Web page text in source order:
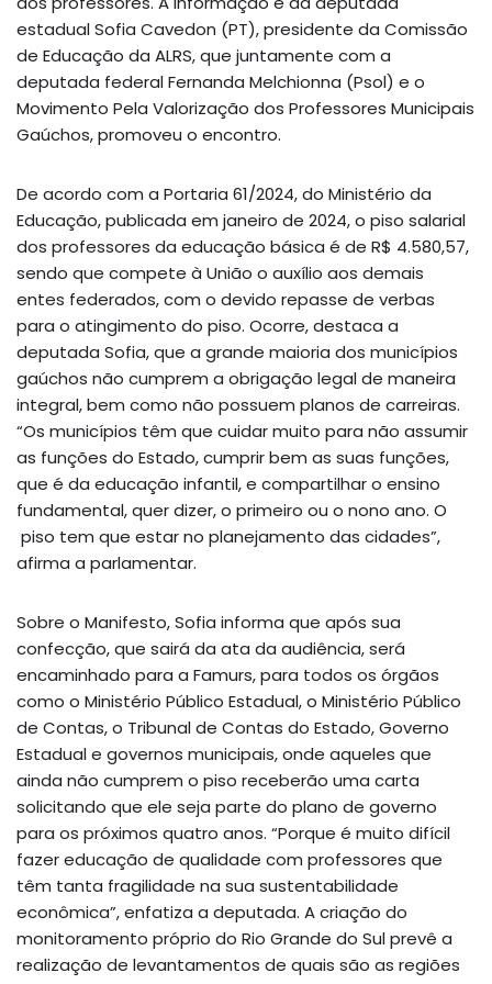
estadual Sofia Cavedon (PT), presidente da Comissão
de Educação da ALRS, que juntamente com a
deputada federal Fernanda Melchionna (Psol) e o
Movimento Pela Valorização dos Professores Municipais
Gaúchos, promoveu o encontro.
De acordo com a Portaria 61/2024, do Ministério da
Educação, publicada em janeiro de 2024, o piso salarial
dos professores da educação básica é de R$ 4.580,57,
sendo que compete à União o auxílio aos demais
entes federados, com o devido repasse de verbas
para o atingimento do piso. Ocorre, destaca a
deputada Sofia, que a grande maioria dos municípios
gaúchos não cumprem a obrigação legal de maneira
integral, bem como não possuem planos de carreiras.
“Os municípios têm que cuidar muito para não assumir
as funções do Estado, cumprir bem as suas funções,
que é da educação infantil, e compartilhar o ensino
fundamental, quer dizer, o primeiro ou o nono ano. O
piso tem que estar no planejamento das cidades”,
afirma a parlamentar.
Sobre o Manifesto, Sofia informa que após sua
confecção, que sairá da ata da audiência, será
encaminhado para a Famurs, para todos os órgãos
como o Ministério Público Estadual, o Ministério Público
de Contas, o Tribunal de Contas do Estado, Governo
Estadual e governos municipais, onde aqueles que
ainda não cumprem o piso receberão uma carta
solicitando que ele seja parte do plano de governo
para os próximos quatro anos. “Porque é muito difícil
fazer educação de qualidade com professores que
têm tanta fragilidade na sua sustentabilidade
econômica”, enfatiza a deputada. A criação do
monitoramento próprio do Rio Grande do Sul prevê a
realização de levantamentos de quais são as regiões